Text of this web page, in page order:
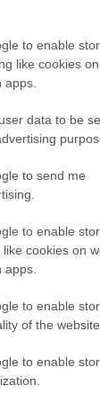
to enable
like cookies
data to be
to send me
to enable
cookies on
to enable
of the
to enable
έναν
και ο
όλα τα
ο
Ο
αποκάλυψε
από
Στους
είναι
στον